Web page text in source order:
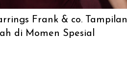
Frank & co. Tampilan
di Momen Spesial